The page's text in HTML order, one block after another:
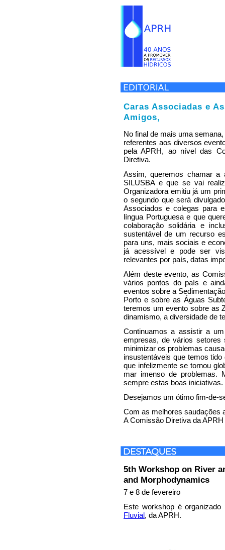
Caras Associadas e
Amigos,
No final de mais uma
referentes aos diversos
pela APRH, ao nível das
Diretiva.
Assim, queremos chamar a
SILUSBA e que se vai
Organizadora emitiu já um
o segundo que será
Associados e colegas para
língua Portuguesa e que
colaboração solidária e
sustentável de um recurso
para uns, mais sociais e
já acessível e pode ser
relevantes por país, datas
Além deste evento, as
vários pontos do país e
eventos sobre a
Porto e sobre as Águas
teremos um evento sobre as
dinamismo, a diversidade de
Continuamos a assistir a
empresas, de vários setores
minimizar os problemas
insustentáveis que temos
que infelizmente se tornou
mar imenso de problemas.
sempre estas boas iniciativas.
Desejamos um ótimo fim-de-
Com as melhores saudações
A Comissão Diretiva da APRH
5th Workshop on River
and Morphodynamics
7 e 8 de fevereiro
Este workshop é
Fluvial, da APRH.